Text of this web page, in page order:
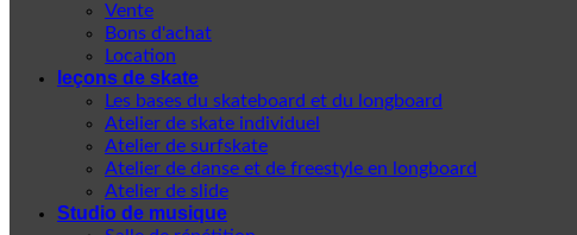
Vente
Bons d'achat
Location
leçons de skate
Les bases du skateboard et du longboard
Atelier de skate individuel
Atelier de surfskate
Atelier de danse et de freestyle en longboard
Atelier de slide
Studio de musique